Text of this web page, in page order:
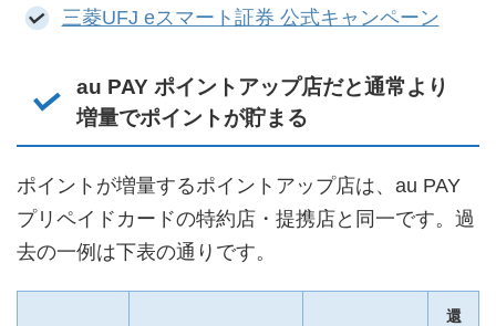
三菱UFJ eスマート証券 公式キャンペーン
au PAY ポイントアップ店だと通常より
増量でポイントが貯まる
ポイントが増量するポイントアップ店は、au PAY
プリペイドカードの特約店・提携店と同一です。過
去の一例は下表の通りです。
還